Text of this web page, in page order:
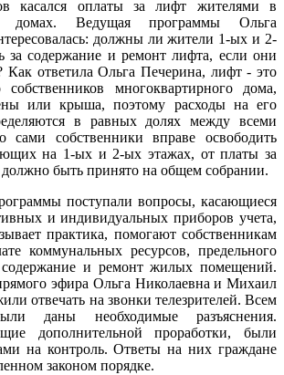
касался оплаты за лифт жителями в
домах. Ведущая программы Ольга
должны ли жители 1-ых и 2-
за содержание и ремонт лифта, если они
Как ответила Ольга Печерина, лифт - это
многоквартирного дома,
или крыша, поэтому расходы на его
в равных долях между всеми
сами собственники вправе освободить
на 1-ых и 2-ых этажах, от платы за
быть принято на общем собрании.
поступали вопросы, касающиеся
и индивидуальных приборов учета,
практика, помогают собственникам
коммунальных ресурсов, предельного
содержание и ремонт жилых помещений.
эфира Ольга Николаевна и Михаил
отвечать на звонки телезрителей. Всем
даны необходимые разъяснения.
дополнительной проработки, были
на контроль. Ответы на них граждане
законом порядке.